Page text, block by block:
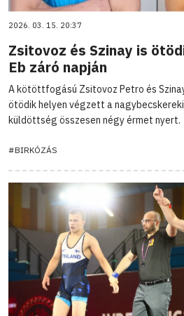
2026. 03. 15. 20:37
Zsitovoz és Szinay is
Eb záró napján
A kötöttfogású Zsitovoz Petro és
ötödik helyen végzett a
küldöttség összesen négy érmet nyert.
#BIRKÓZÁS